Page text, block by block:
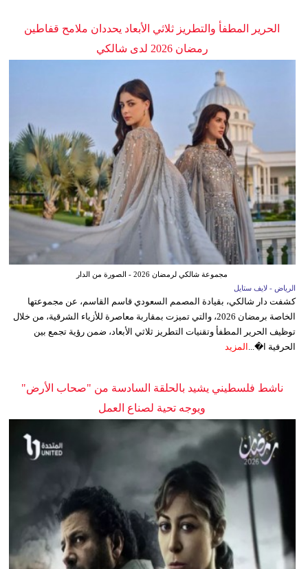
الحرير المطفأ والتطريز ثلاثي الأبعاد يحددان ملامح قفاطين
رمضان 2026 لدى شالكي
مجموعة شالكي لرمضان 2026 - الصورة من الدار
الرياض - لايف ستايل
كشفت دار شالكي، بقيادة المصمم السعودي قاسم القاسم، عن مجموعتها
الخاصة برمضان 2026، والتي تميزت بمقاربة معاصرة للأزياء الشرقية، من خلال
توظيف الحرير المطفأ وتقنيات التطريز ثلاثي الأبعاد، ضمن رؤية تجمع بين
الحرفية ا�... المزيد
ناشط فلسطيني يشيد بالحلقة السادسة من "صحاب الأرض"
ويوجه تحية لصناع العمل